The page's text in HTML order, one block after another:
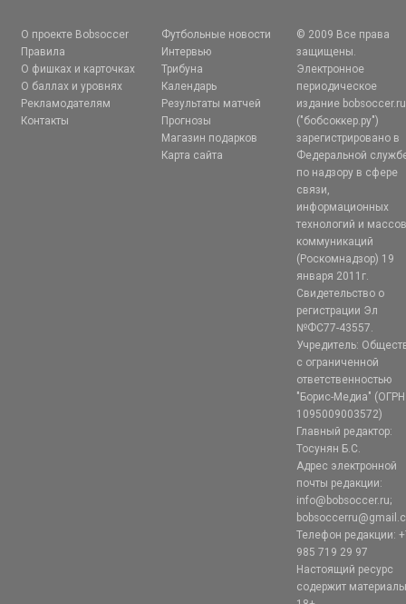
О проекте Bobsoccer
Правила
О фишках и карточках
О баллах и уровнях
Рекламодателям
Контакты
Футбольные новости
Интервью
Трибуна
Календарь
Результаты матчей
Прогнозы
Магазин подарков
Карта сайта
© 2009 Все права
защищены.
Электронное
периодическое
издание bobsoccer.ru
("бобсоккер.ру")
зарегистрировано в
Федеральной
по надзору в сфере
связи,
информационных
технологий и
коммуникаций
(Роскомнадзор) 19
января 2011г.
Свидетельство о
регистрации Эл
№ФС77-43557.
Учредитель:
с ограниченной
ответственностью
"Борис-Медиа" (ОГРН
1095009003572)
Главный редактор:
Тосунян Б.С.
Адрес электронной
почты редакции:
info@bobsoccer.ru;
Телефон редакции:
985 719 29 97
Настоящий ресурс
содержит